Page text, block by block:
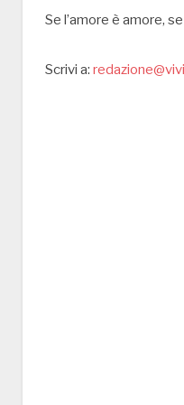
Se l’amore è amore,
Scrivi a: